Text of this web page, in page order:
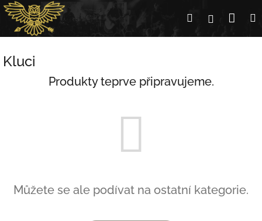
Přejít
na
obsah
HledatPřihlášení
Kluci
Produkty teprve připravujeme.
Můžete se ale podívat na ostatní kategorie.